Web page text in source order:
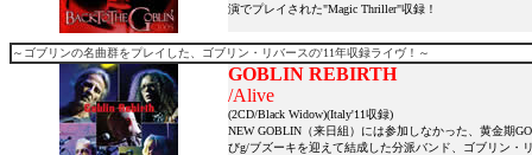
演でプレイされた"Magic Thriller"収録！
～ゴブリンの名曲群をプレイした、ゴブリン・リバースの'11年収録ライヴ！～
GOBLIN REBIRTH
/Alive
(2CD/Black Widow)(Italy'11収録)
NEW GOBLIN（来日組）には参加しなかった、黄金期
びg/ブズーキを迎えて結成した分派バンド、ゴブリン・